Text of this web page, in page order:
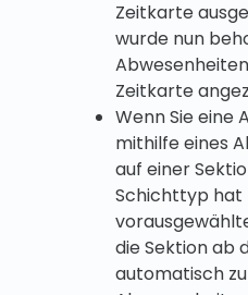
Zeitkarte
wurde nun
Zeitkarte
Wenn Sie eine
mithilfe eines
auf einer
Schichttyp hat
die Sektion ab
automatisch